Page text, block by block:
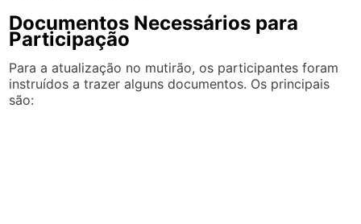
Documentos Necessários para
Participação
Para a atualização no mutirão, os participantes foram
instruídos a trazer alguns documentos. Os principais
são: